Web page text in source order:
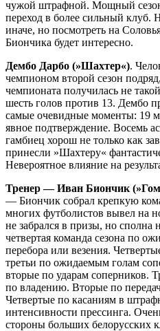
чужой штрафной. Мощный
переход в более сильный клуб.
иначе, но посмотреть на
Биончика будет интересно.
Дембо Дарбо (»Шахтер«).
чемпионом второй сезон
чемпионата получилась не
шесть голов против 13. Дембо
самые очевидные моменты: 19
явное подтверждение. Восемь
гамбиец хорош не только как
принесли »Шахтеру«
Невероятное влияние на
Тренер — Иван Биончик
— Биончик собрал крепкую
многих футболистов вывел на
не забрался в призы, но сполна
четвертая команда сезона по
перебора или везения.
третьи по ожидаемым голам
вторые по ударам соперников.
по владению. Вторые по
Четвертые по касаниям в
интенсивности прессинга.
стороны больших белорусских